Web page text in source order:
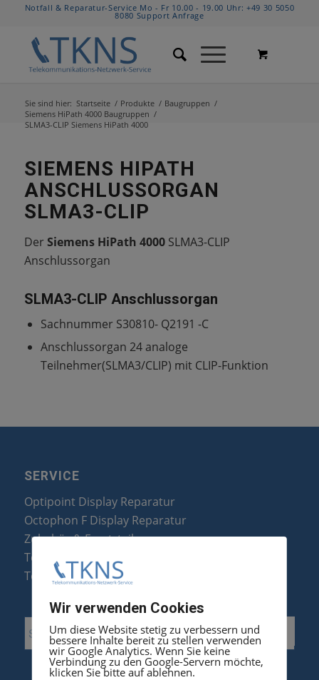
Notfall & Reparatur-Service Mo - Fr 10.00 - 19.00 Uhr:+49 30 5050
8080 Support Anfrage
Sie sind hier: Startseite / Produkte / Baugruppen /
Siemens HiPath 4000 Baugruppen /
SLMA3-CLIP Siemens HiPath 4000
SIEMENS HIPATH
ANSCHLUSSORGAN
SLMA3-CLIP
Der Siemens HiPath 4000SLMA3-CLIP
Anschlussorgan
SLMA3-CLIP Anschlussorgan
Sachnummer S30810- Q2191 -C
Anschlussorgan 24 analoge
Teilnehmer(SLMA3/CLIP) mit CLIP-Funktion
SERVICE
Optipoint Display Reparatur
Octophon F Display Reparatur
Zubehör & Ersatzteile
Telefonanlagen Optimierung
Telefonanlagen Erweiterung
Wir verwenden Cookies
Um diese Website stetig zu verbessern und
bessere Inhalte bereit zu stellen verwenden
wir Google Analytics. Wenn Sie keine
Verbindung zu den Google-Servern möchte,
klicken Sie bitte auf ablehnen.